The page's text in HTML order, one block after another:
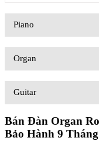
Đàn Organ
Dụng
- Có lẽ bạn
Piano
Organ
Guitar
Bán Đàn Organ
Bảo Hành 9